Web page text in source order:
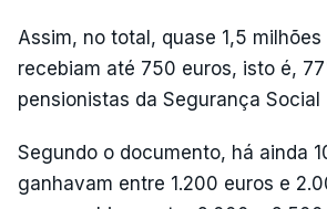
Assim, no total, quase 1,5
recebiam até 750 euros, isto é,
pensionistas da Segurança Social
Segundo o documento, há ainda
ganhavam entre 1.200 euros e